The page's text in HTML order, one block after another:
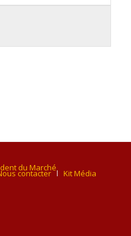
du Marché
contacter Kit Média